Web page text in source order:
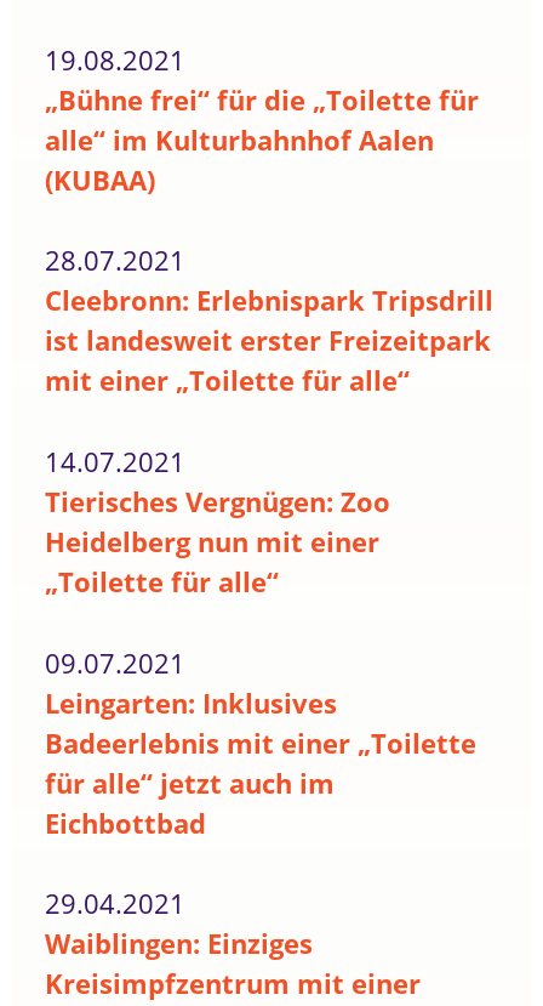
19.08.2021
„Bühne frei“ für die „Toilette für
alle“ im Kulturbahnhof Aalen
(KUBAA)
28.07.2021
Cleebronn: Erlebnispark Tripsdrill
ist landesweit erster Freizeitpark
mit einer „Toilette für alle“
14.07.2021
Tierisches Vergnügen: Zoo
Heidelberg nun mit einer
„Toilette für alle“
09.07.2021
Leingarten: Inklusives
Badeerlebnis mit einer „Toilette
für alle“ jetzt auch im
Eichbottbad
29.04.2021
Waiblingen: Einziges
Kreisimpfzentrum mit einer